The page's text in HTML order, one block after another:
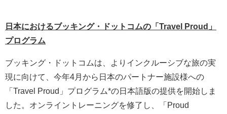
日本におけるブッキング・ドットコムの「Travel Proud」
プログラム
ブッキング・ドットコムは、よりインクルーシブな旅の実
現に向けて、今年4月から日本のパートナー施設様への
「Travel Proud」プログラム*の日本語版の提供を開始しま
した。オンライントレーニングを修了し、「Proud